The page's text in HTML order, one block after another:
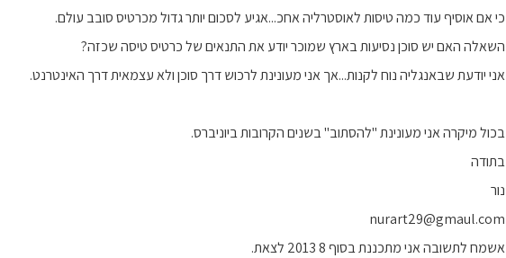
כי אם אוסיף עוד כמה טיסות לאוסטרליה אחכ...אגיע לסכום יותר גדול מכרטיס סובב עולם.
השאלה האם יש סוכן נסיעות בארץ שמוכר יודע את התנאים של כרטיס טיסה שכזה?
אני יודעת שבאנגליה נוח לקנות...אך אני מעונינת לרכוש דרך סוכן ולא עצמאית דרך האינטרנט.
בכול מיקרה אני מעונינת "להסתוב" בשנים הקרובות ביוניברס.
בתודה
נור
nurart29@gmaul.com
אשמח לתשובה אני מתכננת בסוף 8 2013 לצאת.